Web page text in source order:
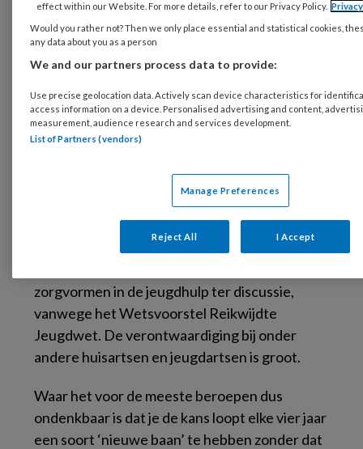
bestuurders hebben veel invloed op de kaders
waarin we ons werk uitvoeren.
Stel je eens voordat de lokale huisschilder zijn
verfmethodes en zijn blikken verf moest
aanpassen na een wisseling van de
gemeentelijke wacht; dat een timmerman met
beleidskaders andere bevoegdheden krijgt.
Dit laatste voorbeeld is overigens niet
vergezocht. Zo staat momenteel hun directe
zorgvormen in de jeugdhulp ter discussie,
vanwege het Wetsvoorstel Reikwijdte
Jeugdwet. De verontwaardiging bij onder
andere huisartsen en jeugdartsen is groot.
Waar het voorde meeste beroepen dus
ondenkbaar is dat je de kans loopt elke vier jaar
een soort ‘nieuwe baan’ te hebben zonder dat
effect within our Website. For more details, refer to our Privacy Policy.
Would you rather not? Then we only place essential and statistical cookies,
any data about you as a person
We and our partners process data to provide:
Use precise geolocation data. Actively scan device characteristics for
access information on a device. Personalised advertising and content,
measurement, audience research and services development.
List of Partners (vendors)
Manage Preferences
Reject All I Accept